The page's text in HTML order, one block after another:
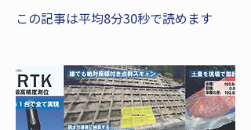
この記事は平均8分30秒で読めます